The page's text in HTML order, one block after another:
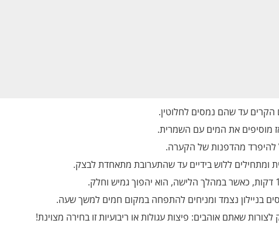
עד שהם נמסים לחלוטין.
מוסיפים את המים עם השמרית.
מהדפנות של הקערה.
ומתחילים ללוש בידיים עד שהתערובת מתאחדת לבצק.
בניילון נצמד ומניחים להתפחה במקום חמים למשך שעה.
שאתם אוהבים: פיצות עגולות או ריבועיות זו בחירה מצוינת!